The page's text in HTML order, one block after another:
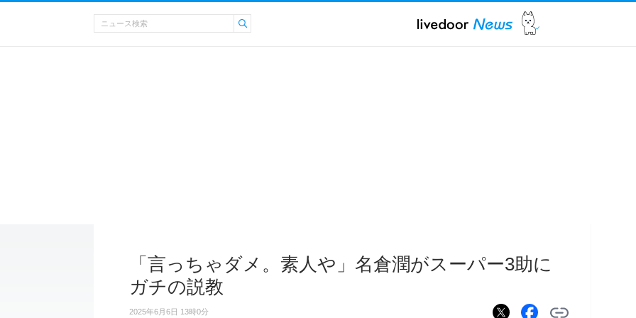
「言っちゃダメ。素人や」名倉潤がスーパー3助に
ガチの説教
2025年6月6日 13時0分